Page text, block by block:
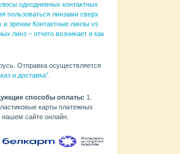
однодневных контактных
пользоваться линзами сверх
и зрении Контактные линзы vs
линз – отчего возникает и как
Отправка осуществляется
и доставка”.
способы оплаты: 1.
карты платежных
сайте онлайн.